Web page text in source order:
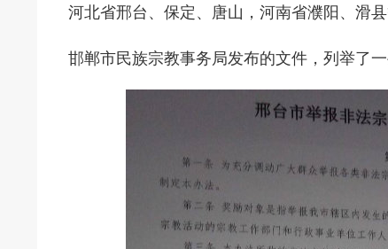
河北省邢台、保定、唐山，河南省濮阳、滑
邯郸市民族宗教事务局发布的文件，列举了